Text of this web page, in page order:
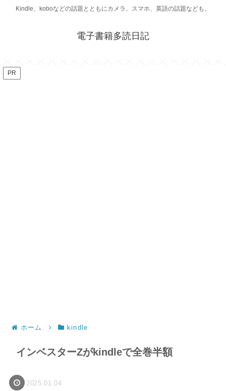
Kindle、koboなどの話題とともにカメラ、スマホ、英語の話題なども。
電子書籍多読日記
PR
ホーム kindle
インベスターZがkindleで全巻半額
2025.01.04